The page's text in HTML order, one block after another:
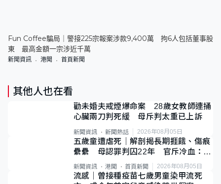
Fun Coffee騙局｜警接225宗報案涉款9,400萬 拘6人包括董事股
東 最高金額一宗涉近千萬
新聞資訊 港聞 首頁新聞
其他人也在看
勸未婚夫戒煙爆命案 28歲女教師連捅
心臟兩刀判死緩 母斥判太重已上訴
新聞資訊 新聞熱話 2026年08月05日
五歲童遭虐死｜解剖揭長期捱餓、傷痕
纍纍 母認罪判囚22年 官斥冷血：同
類案最惡劣
新聞資訊 港聞 首頁新聞 2026年08月05日
流感｜曾接種疫苗七歲男童染甲流死